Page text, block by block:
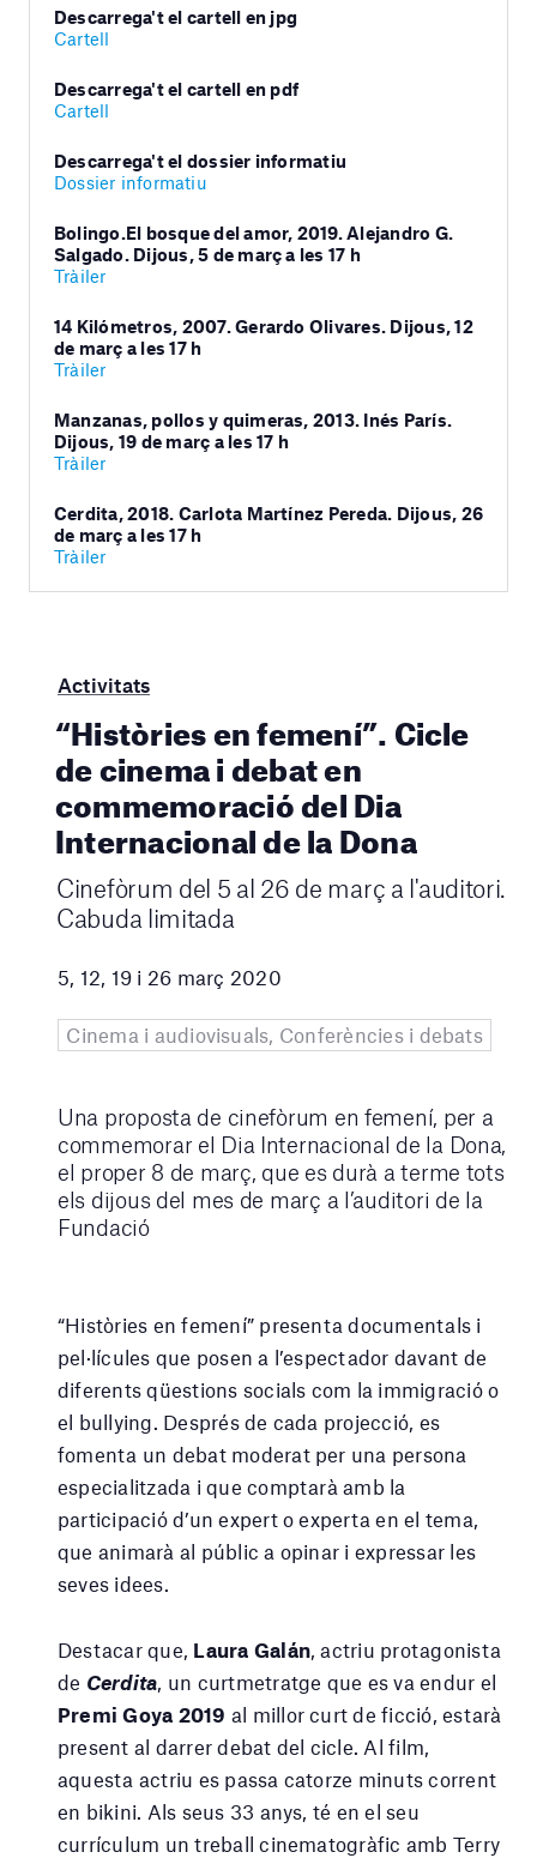
Descarrega't el cartell en jpg
Cartell
Descarrega't el cartell en pdf
Cartell
Descarrega't el dossier informatiu
Dossier informatiu
Bolingo.El bosque del amor, 2019. Alejandro G.
Salgado. Dijous, 5 de març a les 17 h
Tràiler
14 Kilómetros, 2007. Gerardo Olivares. Dijous, 12
de març a les 17 h
Tràiler
Manzanas, pollos y quimeras, 2013. Inés París.
Dijous, 19 de març a les 17 h
Tràiler
Cerdita, 2018. Carlota Martínez Pereda. Dijous, 26
de març a les 17 h
Tràiler
Activitats
“Històries en femení”. Cicle
de cinema i debat en
commemoració del Dia
Internacional de la Dona
Cinefòrum del 5 al 26 de març a l'auditori.
Cabuda limitada
5, 12, 19 i 26 març 2020
Cinema i audiovisuals, Conferències i debats
Una proposta de cinefòrum en femení, per a
commemorar el Dia Internacional de la Dona,
el proper 8 de març, que es durà a terme tots
els dijous del mes de març a l’auditori de la
Fundació
“Històries en femení” presenta documentals i
pel·lícules que posen a l’espectador davant de
diferents qüestions socials com la immigració o
el bullying. Després de cada projecció, es
fomenta un debat moderat per una persona
especialitzada i que comptarà amb la
participació d’un expert o experta en el tema,
que animarà al públic a opinar i expressar les
seves idees.
Destacar que, Laura Galán, actriu protagonista
de Cerdita, un curtmetratge que es va endur el
Premi Goya 2019 al millor curt de ficció, estarà
present al darrer debat del cicle. Al film,
aquesta actriu es passa catorze minuts corrent
en bikini. Als seus 33 anys, té en el seu
currículum un treball cinematogràfic amb Terry